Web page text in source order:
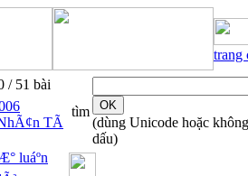
trang
/ 51 bài
TÃ
luáº­n
tìm
(dùng Unicode hoặc không
dấu)